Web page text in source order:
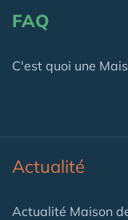
FAQ
C'est quoi une
Actualité
Actualité Maison